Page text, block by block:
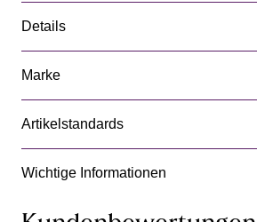
Details
Marke
Artikelstandards
Wichtige Informationen